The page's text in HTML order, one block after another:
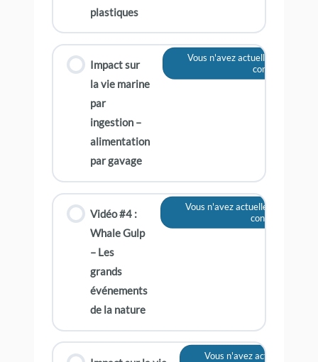
plastiques
Impact sur
la vie marine
par
ingestion –
alimentation
par gavage
Vous n'avez actuellement pas
contenu
Vidéo #4 :
Whale Gulp
– Les
grands
événements
de la nature
Vous n'avez actuellement pas
contenu
Vous n'avez actuellement